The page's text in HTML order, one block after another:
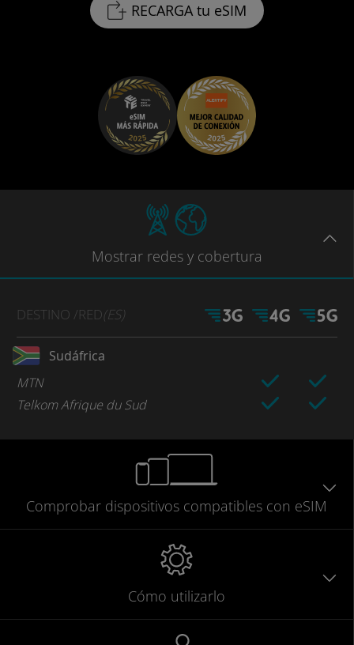
RECARGA tu eSIM
Mostrar redes y cobertura
DESTINO /RED(ES)
Sudáfrica
MTN
Telkom Afrique du Sud
Comprobar dispositivos compatibles con eSIM
Cómo utilizarlo